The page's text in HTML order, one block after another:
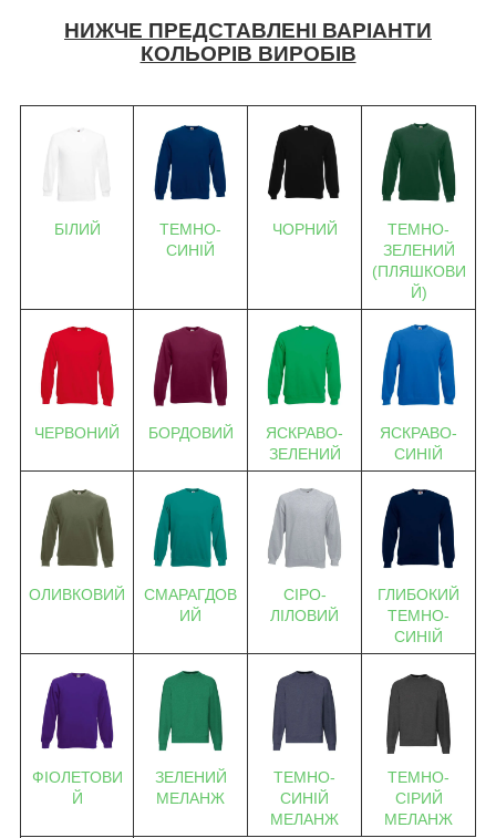
НИЖЧЕ ПРЕДСТАВЛЕНІ ВАРІАНТИ
КОЛЬОРІВ ВИРОБІВ
БІЛИЙ
ТЕМНО-
СИНІЙ
ЧОРНИЙ
ТЕМНО-
ЗЕЛЕНИЙ
(ПЛЯШКОВИ
Й)
ЧЕРВОНИЙ БОРДОВИЙ
ЯСКРАВО-
ЗЕЛЕНИЙ
ЯСКРАВО-
СИНІЙ
ОЛИВКОВИЙ
СМАРАГДОВ
ИЙ
СІРО-
ЛІЛОВИЙ
ГЛИБОКИЙ
ТЕМНО-
СИНІЙ
ФІОЛЕТОВИ
Й
ЗЕЛЕНИЙ
МЕЛАНЖ
ТЕМНО-
СИНІЙ
МЕЛАНЖ
ТЕМНО-
СІРИЙ
МЕЛАНЖ